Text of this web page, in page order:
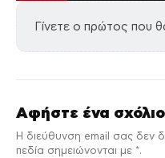
Γίνετε ο πρώτος που
Αφήστε ένα σχόλιο
Η διεύθυνση email σας δεν
πεδία σημειώνονται με *.